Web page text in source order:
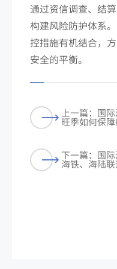
通过资信调查、结
构建风险防护体系
控措施有机结合，
安全的平衡。
上一篇：国际
旺季如何保障
下一篇：国际
海铁、海陆